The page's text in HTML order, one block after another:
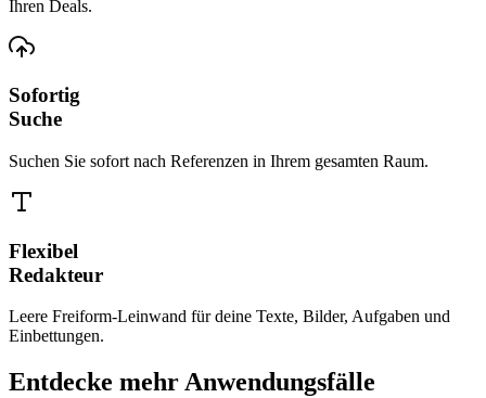
Ihren Deals.
Sofortig
Suche
Suchen Sie sofort nach Referenzen in Ihrem gesamten Raum.
Flexibel
Redakteur
Leere Freiform-Leinwand für deine Texte, Bilder, Aufgaben und
Einbettungen.
Entdecke mehr Anwendungsfälle